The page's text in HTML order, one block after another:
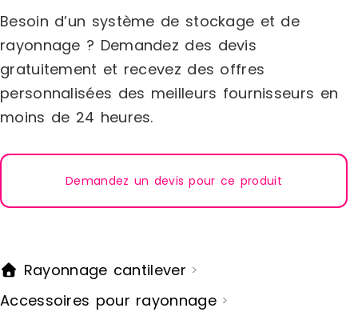
Besoin d’un système de stockage et de
rayonnage ? Demandez des devis
gratuitement et recevez des offres
personnalisées des meilleurs fournisseurs en
moins de 24 heures.
Demandez un devis pour ce produit
Rayonnage cantilever >
Accessoires pour rayonnage >